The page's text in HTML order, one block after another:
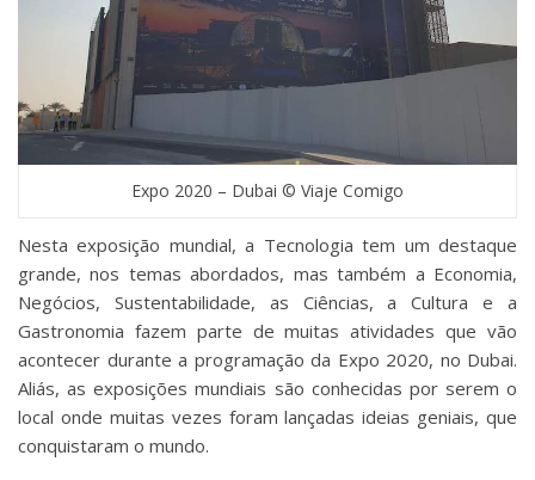
Expo 2020 – Dubai © Viaje Comigo
Nesta exposição mundial, a Tecnologia tem um destaque
grande, nos temas abordados, mas também a Economia,
Negócios, Sustentabilidade, as Ciências, a Cultura e a
Gastronomia fazem parte de muitas atividades que vão
acontecer durante a programação da Expo 2020, no Dubai.
Aliás, as exposições mundiais são conhecidas por serem o
local onde muitas vezes foram lançadas ideias geniais, que
conquistaram o mundo.